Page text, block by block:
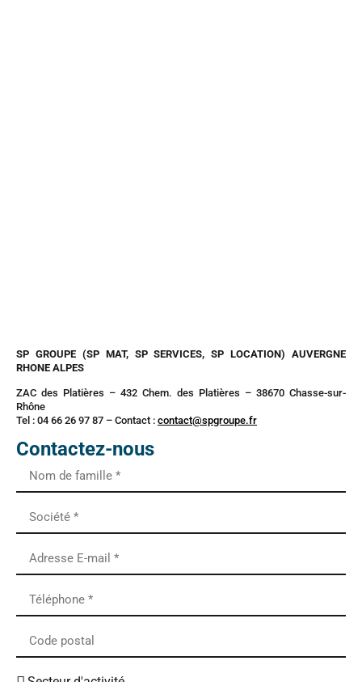
SP GROUPE (SP MAT, SP SERVICES, SP LOCATION) AUVERGNE
RHONE ALPES
ZAC des Platières – 432 Chem. des Platières – 38670 Chasse-sur-
Rhône
Tel : 04 66 26 97 87 – Contact : contact@spgroupe.fr
Contactez-nous